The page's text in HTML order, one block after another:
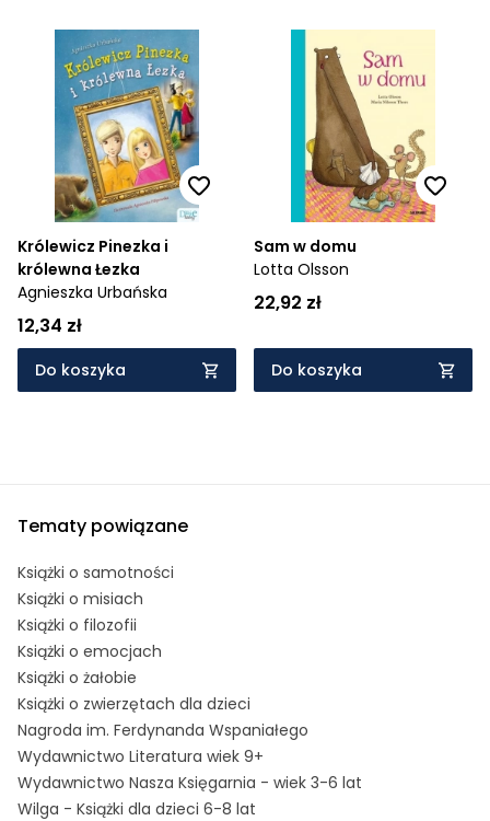
Królewicz Pinezka i
królewna Łezka
Agnieszka Urbańska
12,34 zł
Do koszyka
Sam w domu
Lotta Olsson
22,92 zł
Do koszyka
Tematy powiązane
Książki o samotności
Książki o misiach
Książki o filozofii
Książki o emocjach
Książki o żałobie
Książki o zwierzętach dla dzieci
Nagroda im. Ferdynanda Wspaniałego
Wydawnictwo Literatura wiek 9+
Wydawnictwo Nasza Księgarnia - wiek 3-6 lat
Wilga - Książki dla dzieci 6-8 lat